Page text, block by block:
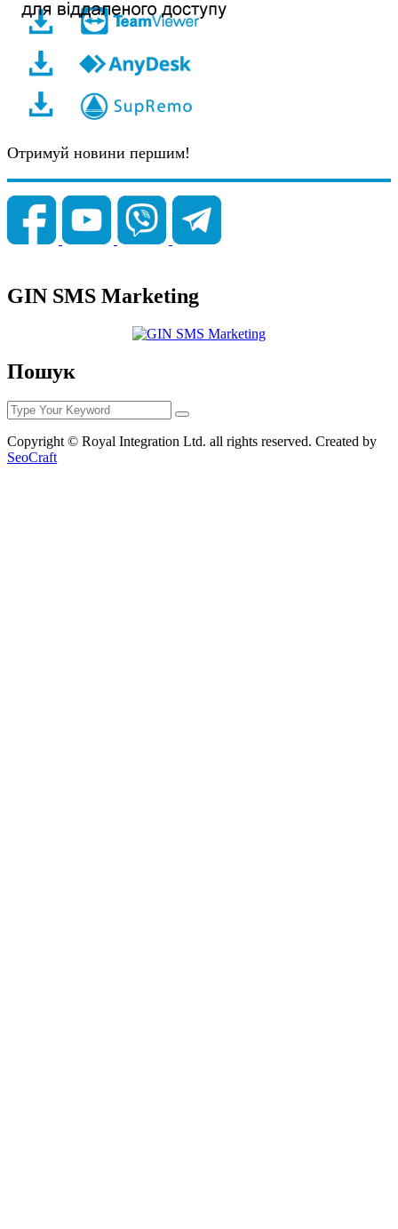
Отримуй новини першим!
GIN SMS Marketing
Пошук
Copyright © Royal Integration Ltd. all rights reserved. Created by
SeoCraft